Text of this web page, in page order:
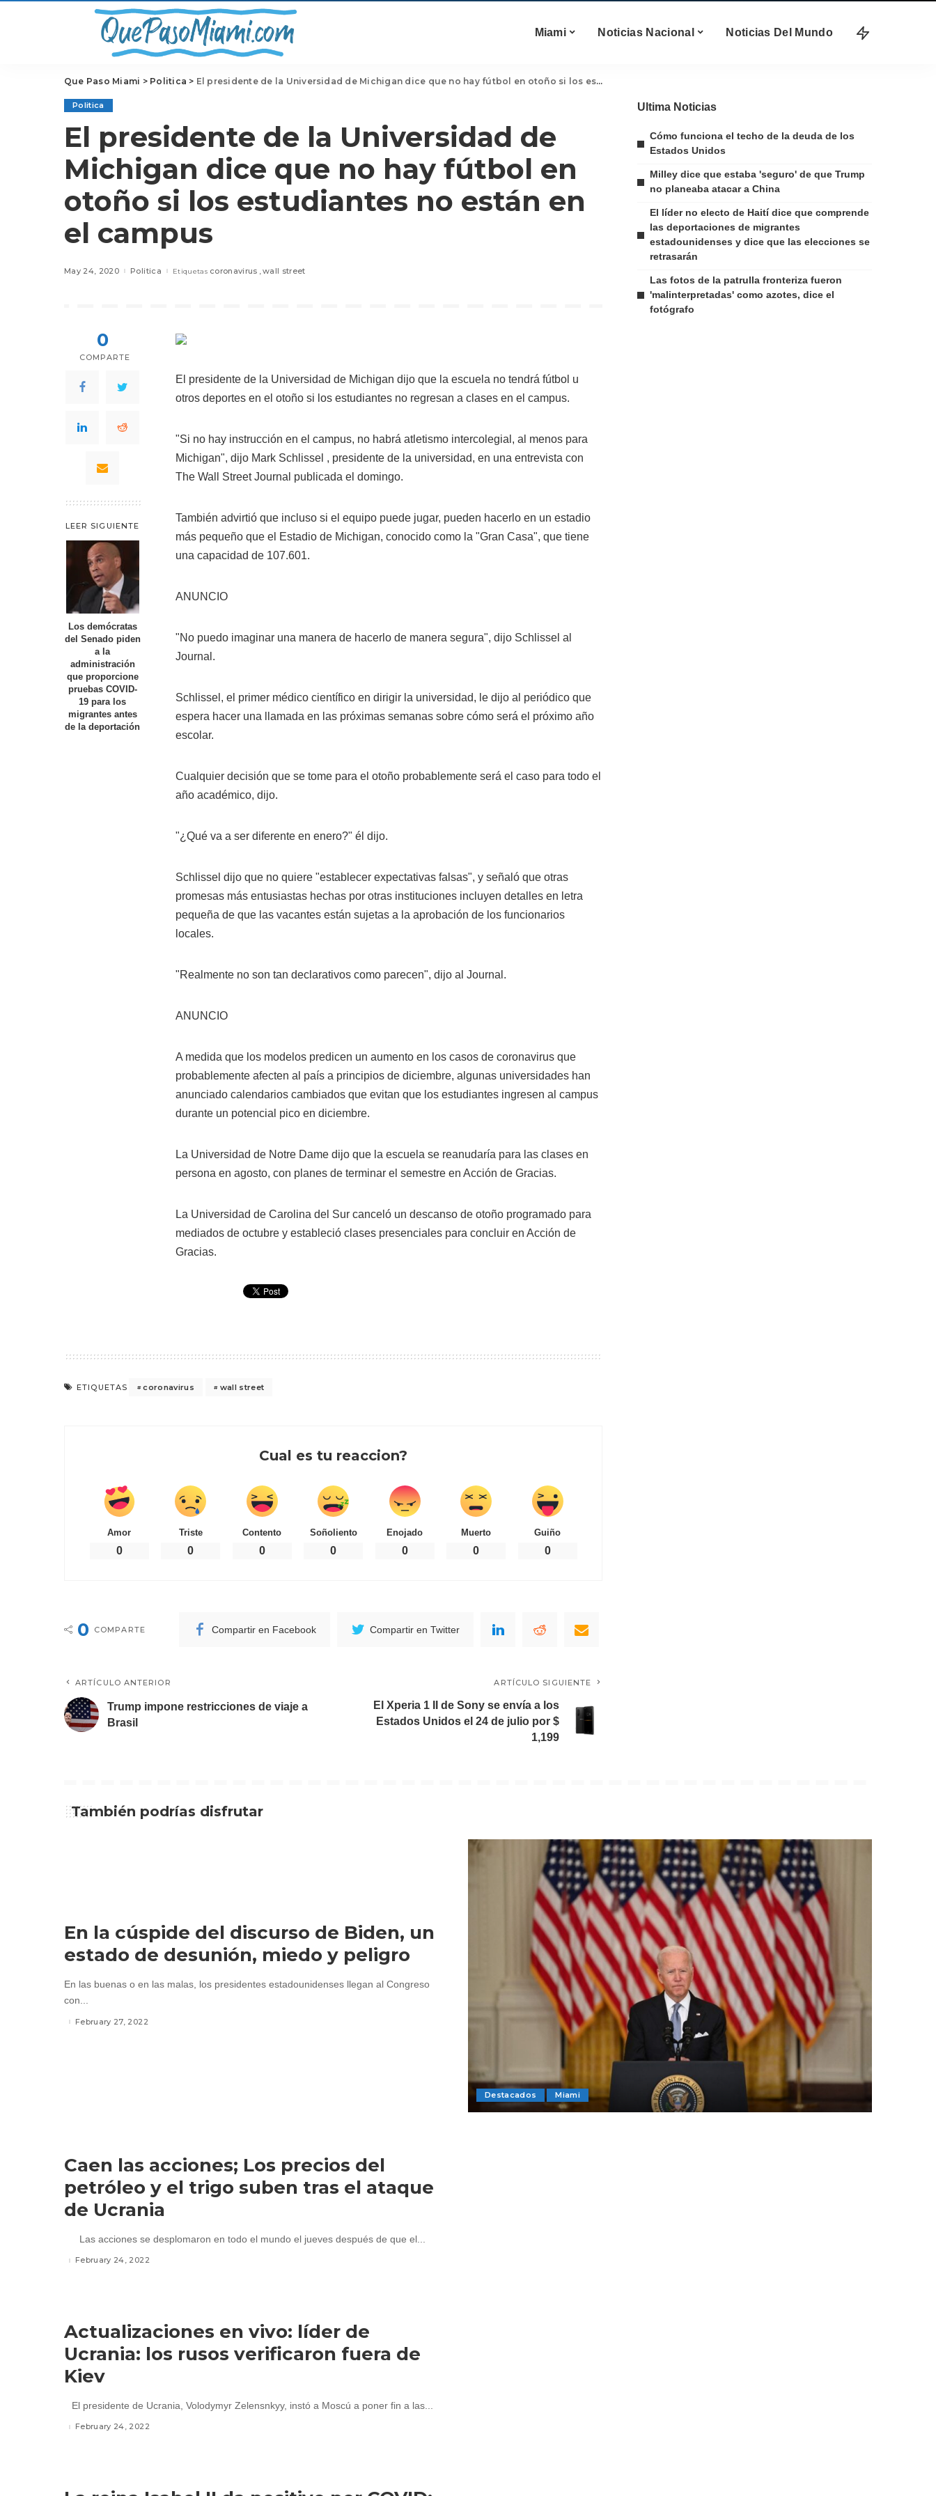
Miami Noticias Nacional Noticias Del Mundo
Que Paso Miami > Politica > El presidente de la Universidad de Michigan dice que no hay fútbol en otoño si los estudiantes no están en el campus
Politica
El presidente de la Universidad de
Michigan dice que no hay fútbol en
otoño si los estudiantes no están en
el campus
May 24, 2020 Politica Etiquetas coronavirus wall street
0
COMPARTE
LEER SIGUIENTE
Los demócratas
del Senado piden
a la
administración
que proporcione
pruebas COVID-
19 para los
migrantes antes
de la deportación
El presidente de la Universidad de Michigan dijo que la escuela no tendrá fútbol u
otros deportes en el otoño si los estudiantes no regresan a clases en el campus.
"Si no hay instrucción en el campus, no habrá atletismo intercolegial, al menos para
Michigan", dijo Mark Schlissel , presidente de la universidad, en una entrevista con
The Wall Street Journal publicada el domingo.
También advirtió que incluso si el equipo puede jugar, pueden hacerlo en un estadio
más pequeño que el Estadio de Michigan, conocido como la "Gran Casa", que tiene
una capacidad de 107.601.
ANUNCIO
"No puedo imaginar una manera de hacerlo de manera segura", dijo Schlissel al
Journal.
Schlissel, el primer médico científico en dirigir la universidad, le dijo al periódico que
espera hacer una llamada en las próximas semanas sobre cómo será el próximo año
escolar.
Cualquier decisión que se tome para el otoño probablemente será el caso para todo el
año académico, dijo.
"¿Qué va a ser diferente en enero?" él dijo.
Schlissel dijo que no quiere "establecer expectativas falsas", y señaló que otras
promesas más entusiastas hechas por otras instituciones incluyen detalles en letra
pequeña de que las vacantes están sujetas a la aprobación de los funcionarios
locales.
"Realmente no son tan declarativos como parecen", dijo al Journal.
ANUNCIO
A medida que los modelos predicen un aumento en los casos de coronavirus que
probablemente afecten al país a principios de diciembre, algunas universidades han
anunciado calendarios cambiados que evitan que los estudiantes ingresen al campus
durante un potencial pico en diciembre.
La Universidad de Notre Dame dijo que la escuela se reanudaría para las clases en
persona en agosto, con planes de terminar el semestre en Acción de Gracias.
La Universidad de Carolina del Sur canceló un descanso de otoño programado para
mediados de octubre y estableció clases presenciales para concluir en Acción de
Gracias.
ETIQUETAS coronavirus wall street
Cual es tu reaccion?
Amor
0
Triste
0
Contento
0
Soñoliento
0
Enojado
0
Muerto
0
Guiño
0
0 COMPARTE Compartir en Facebook Compartir en Twitter
ARTÍCULO ANTERIOR
Trump impone restricciones de viaje a
Brasil
ARTÍCULO SIGUIENTE
El Xperia 1 II de Sony se envía a los
Estados Unidos el 24 de julio por $
1,199
Ultima Noticias
Cómo funciona el techo de la deuda de los
Estados Unidos
Milley dice que estaba 'seguro' de que Trump
no planeaba atacar a China
El líder no electo de Haití dice que comprende
las deportaciones de migrantes
estadounidenses y dice que las elecciones se
retrasarán
Las fotos de la patrulla fronteriza fueron
'malinterpretadas' como azotes, dice el
fotógrafo
También podrías disfrutar
Destacados Miami
En la cúspide del discurso de Biden, un
estado de desunión, miedo y peligro
En las buenas o en las malas, los presidentes estadounidenses llegan al Congreso
con...
February 27, 2022
Caen las acciones; Los precios del
petróleo y el trigo suben tras el ataque
de Ucrania
Las acciones se desplomaron en todo el mundo el jueves después de que el...
February 24, 2022
Actualizaciones en vivo: líder de
Ucrania: los rusos verificaron fuera de
Kiev
El presidente de Ucrania, Volodymyr Zelensnkyy, instó a Moscú a poner fin a las...
February 24, 2022